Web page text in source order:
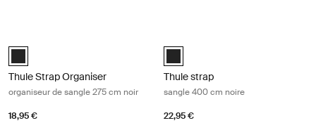
Black (selected)
Thule Strap Organiser
organiseur de sangle 275 cm noir
18,95 €
Black (selected)
Thule strap
sangle 400 cm noire
22,95 €